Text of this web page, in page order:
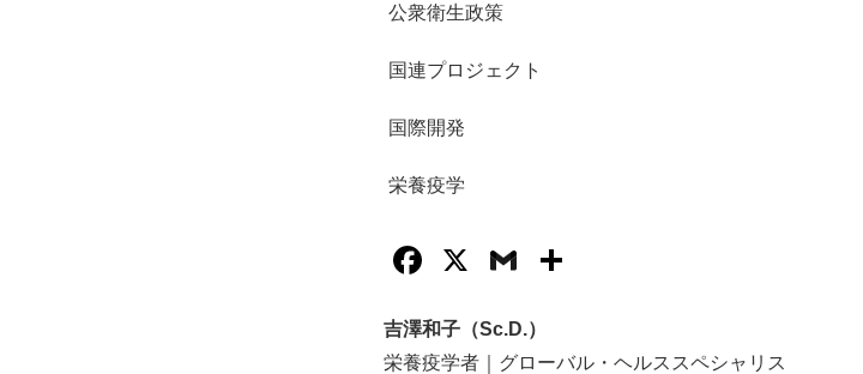
公衆衛生政策
国連プロジェクト
国際開発
栄養疫学
F
c
X
G
ail
吉澤和子（Sc.D.）
栄養疫学者｜グローバル・ヘルススペシャリス